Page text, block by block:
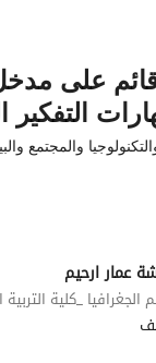
على مدخل
عمار ارحيم
الجغرافيا _كلية